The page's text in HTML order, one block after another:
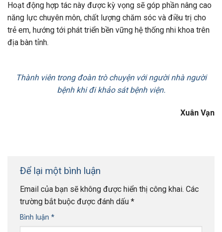
Hoạt động hợp tác này được kỳ vọng sẽ góp phần nâng cao
năng lực chuyên môn, chất lượng chăm sóc và điều trị cho
trẻ em, hướng tới phát triển bền vững hệ thống nhi khoa trên
địa bàn tỉnh.
Thành viên trong đoàn trò chuyện với người nhà người
bệnh khi đi khảo sát bệnh viện.
Xuân Vạn
Để lại một bình luận
Email của bạn sẽ không được hiển thị công khai. Các
trường bắt buộc được đánh dấu *
Bình luận *